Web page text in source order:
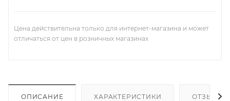
Цена действительна только для интернет-магазина и может
отличаться от цен в розничных магазинах
ОПИСАНИЕ ХАРАКТЕРИСТИКИ ОТЗЫВЫ